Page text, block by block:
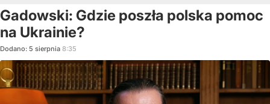
Gadowski: Gdzie poszła polska pomoc
na Ukrainie?
Dodano: 5 sierpnia 8:35